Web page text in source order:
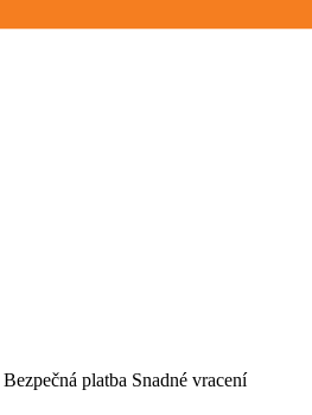
Bezpečná platba Snadné vracení